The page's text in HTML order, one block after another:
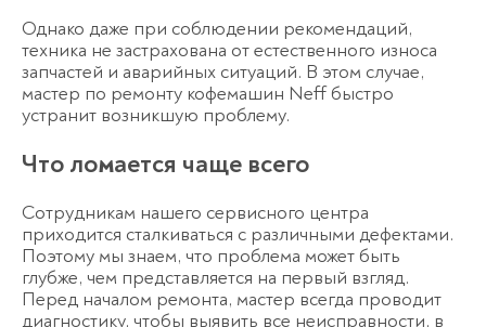
Однако даже при соблюдении рекомендаций,
техника не застрахована от естественного износа
запчастей и аварийных ситуаций. В этом случае,
мастер по ремонту кофемашин Neff быстро
устранит возникшую проблему.
Что ломается чаще всего
Сотрудникам нашего сервисного центра
приходится сталкиваться с различными дефектами.
Поэтому мы знаем, что проблема может быть
глубже, чем представляется на первый взгляд.
Перед началом ремонта, мастер всегда проводит
диагностику, чтобы выявить все неисправности, в